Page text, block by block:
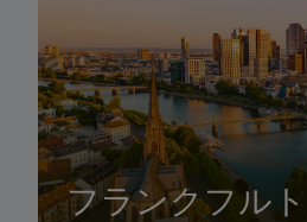
フランクフルト